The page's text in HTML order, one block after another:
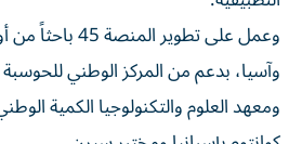
وعمل على تطوير
وآسيا، بدعم من المركز الوطني
ومعهد العلوم والتكنولوجيا الكمية